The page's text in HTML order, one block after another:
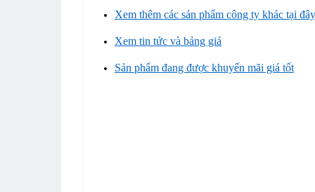
Xem thêm các sản phẩm công ty khác tại đây
Xem tin tức và bảng giá
Sản phẩm đang được khuyến mãi giá tốt